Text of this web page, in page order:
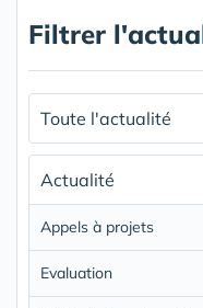
Filtrer
Toute l'actualité
Actualité
Appels à projets
Evaluation